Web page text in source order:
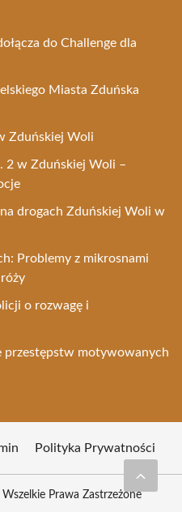
do Challenge dla
Miasta Zduńska
Zduńskiej Woli
2 w Zduńskiej Woli –
drogach Zduńskiej Woli w
Problemy z mikrosnami
o rozwagę i
przestępstw motywowanych
Polityka Prywatności
Prawa Zastrzeżone